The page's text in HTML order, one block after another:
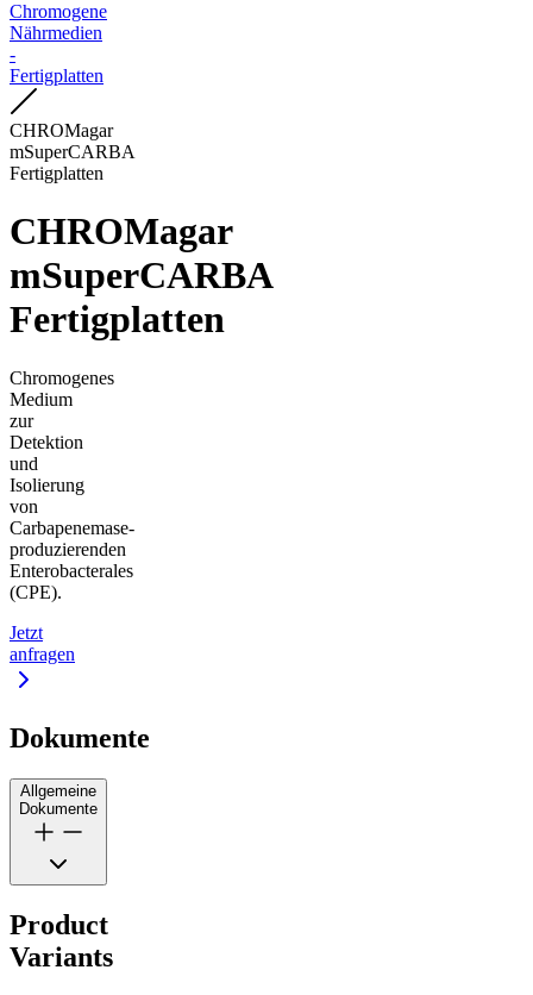
Chromogene
Nährmedien
-
Fertigplatten
CHROMagar
mSuperCARBA
Fertigplatten
CHROMagar
mSuperCARBA
Fertigplatten
Chromogenes
Medium
zur
Detektion
und
Isolierung
von
Carbapenemase-
produzierenden
Enterobacterales
(CPE).
Jetzt
anfragen
Dokumente
Allgemeine
Dokumente
Product
Variants